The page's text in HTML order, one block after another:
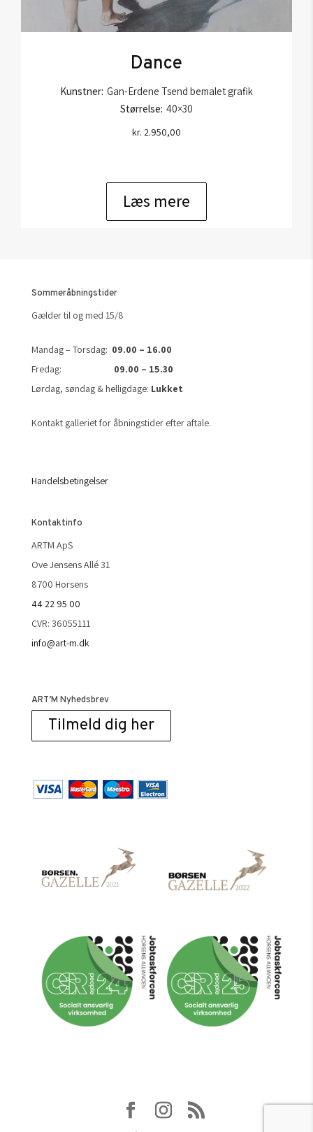
Dance
Kunstner: Gan-Erdene Tsend bemalet grafik
Størrelse: 40×30
kr. 2.950,00
Læs mere
Sommeråbningstider
Gælder til og med 15/8
Mandag – Torsdag: 09.00 – 16.00
Fredag: 09.00 – 15.30
Lørdag, søndag & helligdage: Lukket
Kontakt galleriet for åbningstider efter aftale.
Handelsbetingelser
Kontaktinfo
ARTM ApS
Ove Jensens Allé 31
8700 Horsens
44 22 95 00
CVR: 36055111
info@art-m.dk
ART’M Nyhedsbrev
Tilmeld dig her